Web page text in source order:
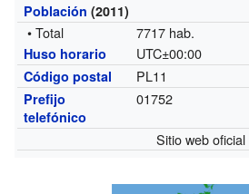
Población (2011)
• Total 7717 hab.
Huso horario UTC±00:00
Código postal PL11
Prefijo
telefónico
01752
Sitio web oficial